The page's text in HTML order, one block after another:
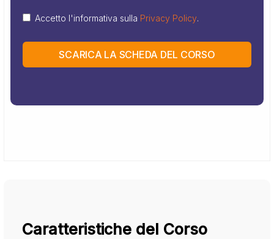
Accetto l'informativa sulla Privacy Policy.
SCARICA LA SCHEDA DEL CORSO
Caratteristiche del Corso